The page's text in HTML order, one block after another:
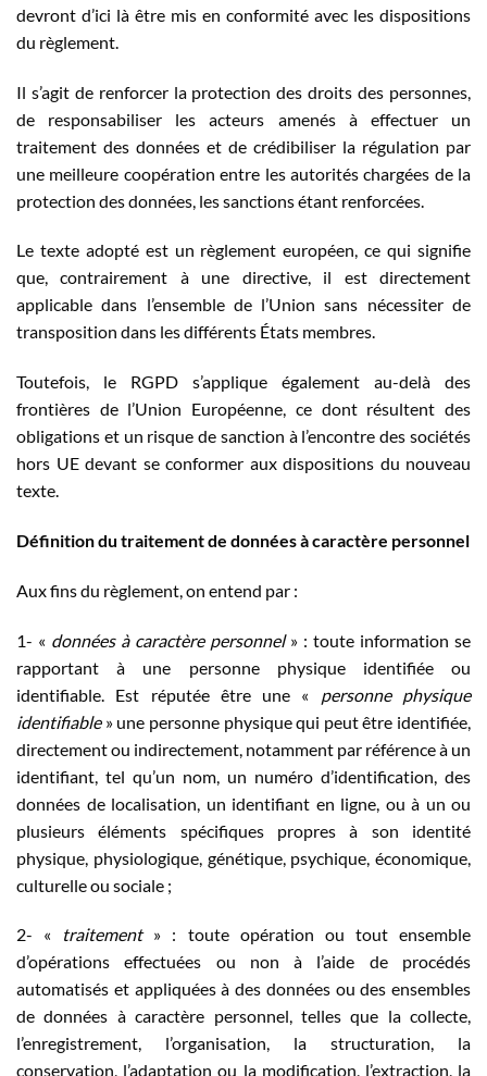
devront d’ici là être mis en conformité avec les dispositions
du règlement.
Il s’agit de renforcer la protection des droits des personnes,
de responsabiliser les acteurs amenés à effectuer un
traitement des données et de crédibiliser la régulation par
une meilleure coopération entre les autorités chargées de la
protection des données, les sanctions étant renforcées.
Le texte adopté est un règlement européen, ce qui signifie
que, contrairement à une directive, il est directement
applicable dans l’ensemble de l’Union sans nécessiter de
transposition dans les différents États membres.
Toutefois, le RGPD s’applique également au-delà des
frontières de l’Union Européenne, ce dont résultent des
obligations et un risque de sanction à l’encontre des sociétés
hors UE devant se conformer aux dispositions du nouveau
texte.
Définition du traitement de données à caractère personnel
Aux fins du règlement, on entend par :
1- « données à caractère personnel » : toute information se
rapportant à une personne physique identifiée ou
identifiable. Est réputée être une « personne physique
identifiable » une personne physique qui peut être identifiée,
directement ou indirectement, notamment par référence à un
identifiant, tel qu’un nom, un numéro d’identification, des
données de localisation, un identifiant en ligne, ou à un ou
plusieurs éléments spécifiques propres à son identité
physique, physiologique, génétique, psychique, économique,
culturelle ou sociale ;
2- « traitement» : toute opération ou tout ensemble
d’opérations effectuées ou non à l’aide de procédés
automatisés et appliquées à des données ou des ensembles
de données à caractère personnel, telles que la collecte,
l’enregistrement, l’organisation, la structuration, la
conservation, l’adaptation ou la modification, l’extraction, la